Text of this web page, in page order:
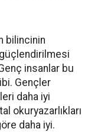
bilincinin
güçlendirilmesi
insanlar bu
Gençler
daha iyi
okuryazarlıkları
daha iyi.